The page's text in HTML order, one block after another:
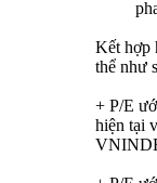
Kết hợp
thể như
+ P/E
hiện tại